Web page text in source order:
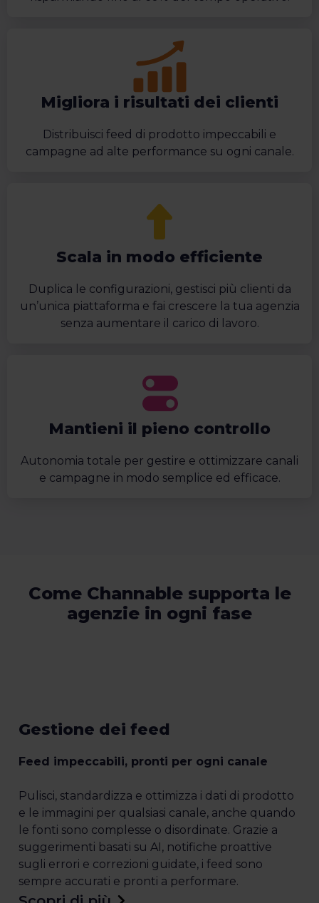
Migliora i risultati dei clienti
Distribuisci feed di prodotto impeccabili e
campagne ad alte performance su ogni canale.
Scala in modo efficiente
Duplica le configurazioni, gestisci più clienti da
un’unica piattaforma e fai crescere la tua agenzia
senza aumentare il carico di lavoro.
Mantieni il pieno controllo
Autonomia totale per gestire e ottimizzare canali
e campagne in modo semplice ed efficace.
Come Channable supporta le
agenzie in ogni fase
Gestione dei feed
Feed impeccabili, pronti per ogni canale
Pulisci, standardizza e ottimizza i dati di prodotto
e le immagini per qualsiasi canale, anche quando
le fonti sono complesse o disordinate. Grazie a
suggerimenti basati su AI, notifiche proattive
sugli errori e correzioni guidate, i feed sono
sempre accurati e pronti a performare.